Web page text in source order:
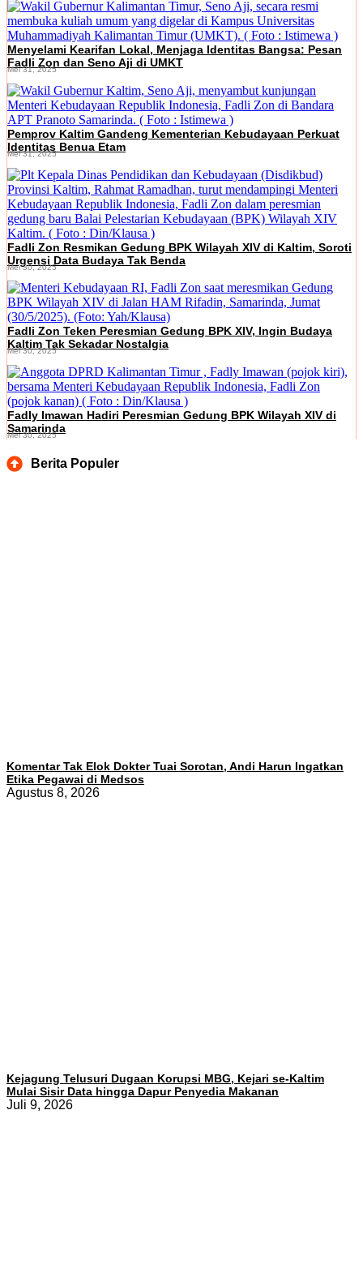
Menyelami Kearifan Lokal, Menjaga Identitas Bangsa: Pesan
Fadli Zon dan Seno Aji di UMKT
Mei 31, 2025
Pemprov Kaltim Gandeng Kementerian Kebudayaan Perkuat
Identitas Benua Etam
Mei 31, 2025
Fadli Zon Resmikan Gedung BPK Wilayah XIV di Kaltim, Soroti
Urgensi Data Budaya Tak Benda
Mei 30, 2025
Fadli Zon Teken Peresmian Gedung BPK XIV, Ingin Budaya
Kaltim Tak Sekadar Nostalgia
Mei 30, 2025
Fadly Imawan Hadiri Peresmian Gedung BPK Wilayah XIV di
Samarinda
Mei 30, 2025
Berita Populer
Komentar Tak Elok Dokter Tuai Sorotan, Andi Harun Ingatkan
Etika Pegawai di Medsos
Agustus 8, 2026
Kejagung Telusuri Dugaan Korupsi MBG, Kejari se-Kaltim
Mulai Sisir Data hingga Dapur Penyedia Makanan
Juli 9, 2026